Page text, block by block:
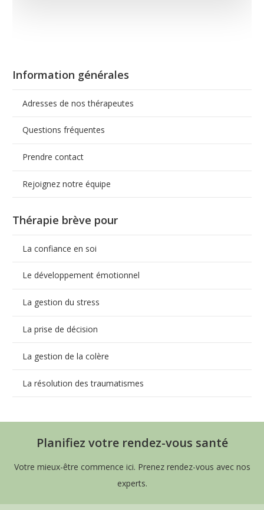
Information générales
Adresses de nos thérapeutes
Questions fréquentes
Prendre contact
Rejoignez notre équipe
Thérapie brève pour
La confiance en soi
Le développement émotionnel
La gestion du stress
La prise de décision
La gestion de la colère
La résolution des traumatismes
Planifiez votre rendez-vous santé
Votre mieux-être commence ici. Prenez rendez-vous avec nos
experts.